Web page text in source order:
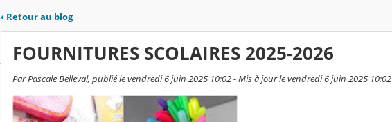
‹ Retour au blog
FOURNITURES SCOLAIRES 2025-2026
Par Pascale Belleval, publié le vendredi 6 juin 2025 10:02 - Mis à jour le vendredi 6 juin 2025 10:02